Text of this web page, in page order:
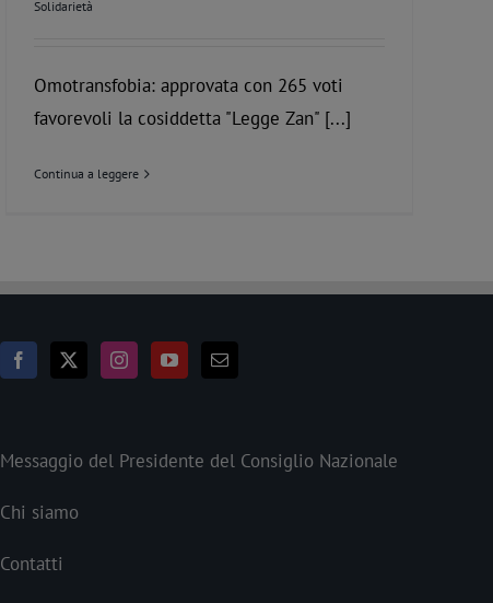
Solidarietà
Omotransfobia: approvata con 265 voti
favorevoli la cosiddetta "Legge Zan" [...]
Continua a leggere
Messaggio del Presidente del Consiglio Nazionale
Chi siamo
Contatti